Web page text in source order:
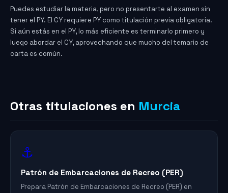
Puedes estudiar la materia, pero no presentarte al examen sin
tener el PY. El CY requiere PY como titulación previa obligatoria.
Si aún estás en el PY, lo más eficiente es terminarlo primero y
luego abordar el CY, aprovechando que mucho del temario de
carta es común.
Otras titulaciones en Murcia
⚓
Patrón de Embarcaciones de Recreo (PER)
Prepara Patrón de Embarcaciones de Recreo (PER) en